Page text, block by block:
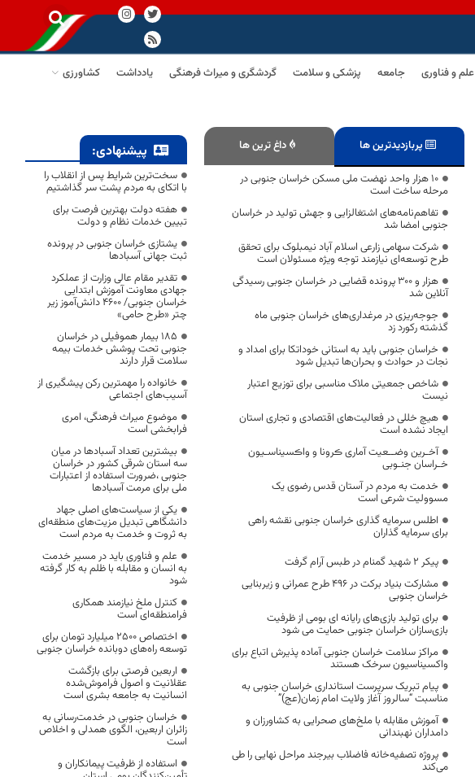
علم و فناوری جامعه پزشکی و سلامت گردشگری و میراث فرهنگی یادداشت
کشاورزی
پربازدیدترین ها داغ ترین ها
۱۰ هزار واحد نهضت ملی مسکن خراسان جنوبی در
مرحله ساخت است
تفاهم‌نامه‌های اشتغالزایی و جهش تولید در خراسان
جنوبی امضا شد
شرکت سهامی زارعی اسلام آباد نیمبلوک برای تحقق
طرح توسعه‌ای نیازمند توجه ویژه مسئولان است
هزار و ۳۰۰ پرونده قضایی در خراسان جنوبی رسیدگی
آنلاین شد
جوجه‌ریزی در مرغداری‌های خراسان جنوبی ماه
گذشته رکورد زد
خراسان جنوبی باید به استانی خوداتکا برای امداد و
نجات در حوادث و بحران‌ها تبدیل شود
شاخص جمعیتی ملاک مناسبی برای توزیع اعتبار
نیست
هیچ خللی در فعالیت‌های اقتصادی و تجاری استان
ایجاد نشده است
آخـرین وضــعیت آماری ڪرونا و واڪسیناسـیون
خـراسان جنـوبی
خدمت به مردم در آستان قدس رضوی یک
مسوولیت شرعی است
اطلس سرمایه گذاری خراسان جنوبی نقشه راهی
برای سرمایه گذاران
پیکر ۲ شهید گمنام در طبس آرام گرفت
مشارکت بنیاد برکت در ۴۹۶ طرح عمرانی و زیربنایی
خراسان جنوبی
برای تولید بازی‌های رایانه ای بومی از ظرفیت
بازی‌سازان خراسان جنوبی حمایت می شود
مراکز سلامت خراسان جنوبی آماده پذیرش اتباع برای
واکسیناسیون سرخک هستند
پیام تبریک سرپرست استانداری خراسان جنوبی به
مناسبت “سالروز آغاز ولایت امام زمان(عج)”
آموزش مقابله با ملخ‌های صحرایی به کشاورزان و
دامداران نهبندانی
پروژه تصفیه‌خانه فاضلاب بیرجند مراحل نهایی را طی
می‌کند
پیشنهادی:
سخت‌ترین شرایط پس از انقلاب را
با اتکای به مردم پشت سر گذاشتیم
هفته دولت بهترین فرصت برای
تبیین خدمات نظام و دولت
یشتازی خراسان جنوبی در پرونده
ثبت جهانی آسبادها
تقدیر مقام عالی وزارت از عملکرد
جهادی معاونت آموزش ابتدایی
خراسان جنوبی/ ۴۶۰۰ دانش‌آموز زیر
چتر «طرح حامی»
۱۸۵ بیمار هموفیلی در خراسان
جنوبی تحت پوشش خدمات بیمه
سلامت قرار دارند
خانواده را مهمترین رکن پیشگیری از
آسیب‌های اجتماعی
موضوع میراث فرهنگی، امری
فرابخشی است
بیشترین تعداد آسبادها در میان
سه استان شرقی کشور در خراسان
جنوبی ،ضرورت استفاده از اعتبارات
ملی برای مرمت آسبادها
یکی از سیاست‌های اصلی جهاد
دانشگاهی تبدیل مزیت‌های منطقه‌ای
به ثروت و خدمت به مردم است
علم و فناوری باید در مسیر خدمت
به انسان و مقابله با ظلم به کار گرفته
شود
کنترل ملخ نیازمند همکاری
فرامنطقه‌ای است
اختصاص 2500 میلیارد تومان برای
توسعه راه‌های دوبانده خراسان جنوبی
اربعین فرصتی برای بازگشت
عقلانیت و اصول فراموش‌شده
انسانیت به جامعه بشری است
خراسان جنوبی در خدمت‌رسانی به
زائران اربعین، الگوی همدلی و اخلاص
است
استفاده از ظرفیت پیمانکاران و